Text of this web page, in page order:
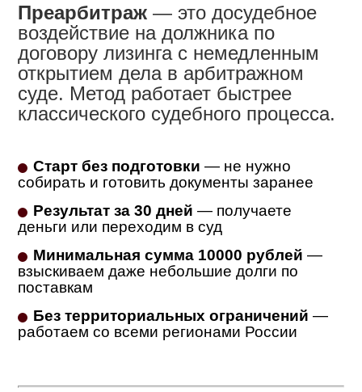
Преарбитраж — это досудебное
воздействие на должника по
договору лизинга с немедленным
открытием дела в арбитражном
суде. Метод работает быстрее
классического судебного процесса.
Старт без подготовки — не нужно
собирать и готовить документы заранее
Результат за 30 дней — получаете
деньги или переходим в суд
Минимальная сумма 10000 рублей —
взыскиваем даже небольшие долги по
поставкам
Без территориальных ограничений —
работаем со всеми регионами России